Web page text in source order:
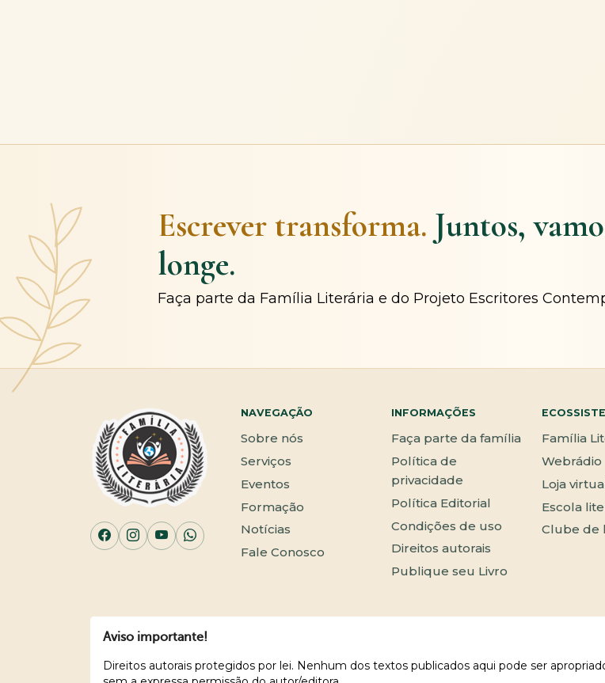
Escrever transforma. Juntos,
longe.
Faça parte da Família Literária e do Projeto Escritores
NAVEGAÇÃO
Sobre nós
Serviços
Eventos
Formação
Notícias
Fale Conosco
INFORMAÇÕES
Faça parte da família
Política de
privacidade
Política Editorial
Condições de uso
Direitos autorais
Publique seu Livro
Família
Webrádio
Loja
Escola
Clube de
Aviso importante!
Direitos autorais protegidos por lei. Nenhum dos textos publicados aqui pode ser